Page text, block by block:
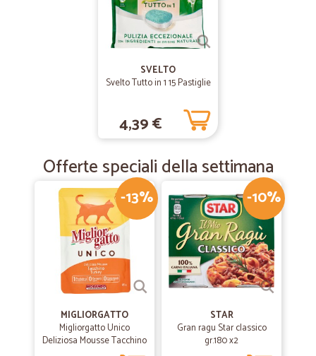
SVELTO
Svelto Tutto in 1 15 Pastiglie
4,39 €
Offerte speciali della settimana
-13%
MIGLIORGATTO
Migliorgatto Unico
Deliziosa Mousse Tacchino
-10%
STAR
Gran ragu Star classico
gr.180 x2